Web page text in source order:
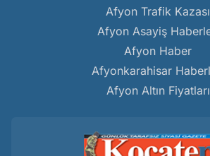
Afyon Trafik Kazası
Afyon Asayiş
Afyon Haber
Afyonkarahisar
Afyon Altın Fiyatları